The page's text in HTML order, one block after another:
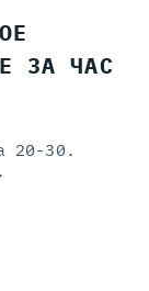
ЗА ЧАС
20-30.